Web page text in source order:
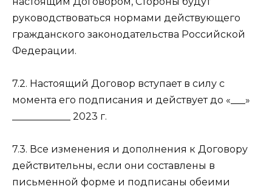
руководствоваться нормами действующего
гражданского законодательства Российской
Федерации.
7.2. Настоящий Договор вступает в силу с
момента его подписания и действует до «___»
____________ 2023 г.
7.3. Все изменения и дополнения к Договору
действительны, если они составлены в
письменной форме и подписаны обеими